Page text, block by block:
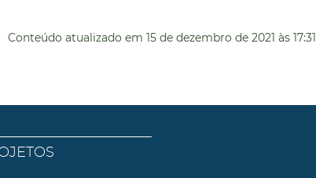
Conteúdo atualizado em 15 de dezembro de 2021 às 17:31